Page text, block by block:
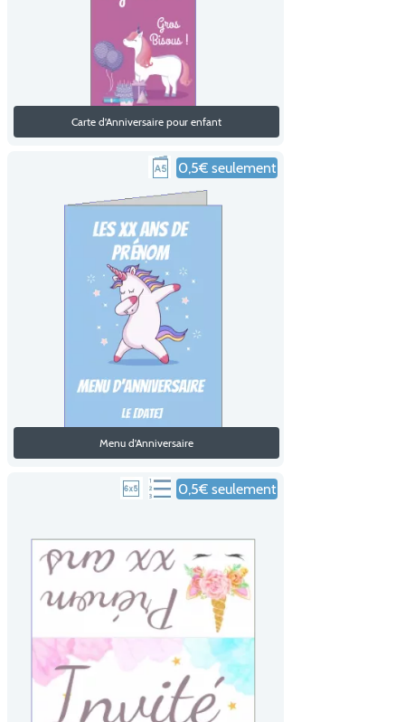
Carte d'Anniversaire pour enfant
0,5€ seulement
Menu d'Anniversaire
0,5€ seulement